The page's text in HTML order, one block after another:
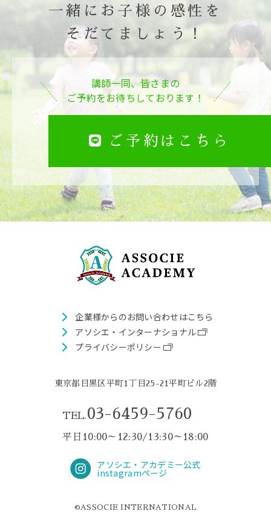
一緒にお子様の感性を
そだてましょう！
講師一同、皆さまの
ご予約をお待ちしております！
ご予約はこちら
企業様からのお問い合わせはこちら
アソシエ・インターナショナル
プライバシーポリシー
東京都目黒区平町1丁目25-21平町ビル2階
TEL.03-6459-5760
平日10:00～12:30/13:30～18:00
アソシエ・アカデミー公式
instagramページ
©ASSOCIE INTERNATIONAL